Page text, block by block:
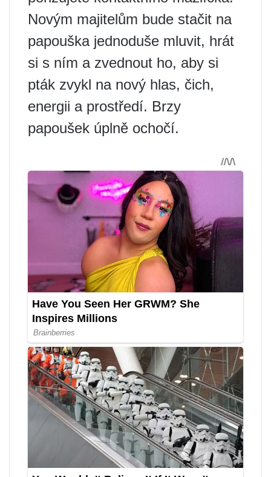
Novým majitelům bude stačit na
papouška jednoduše mluvit, hrát
si s ním a zvednout ho, aby si
pták zvykl na nový hlas, čich,
energii a prostředí. Brzy
papoušek úplně ochočí.